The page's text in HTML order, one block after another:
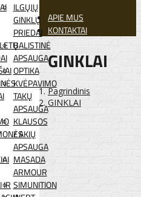
ILGŲJŲ
GINKLŲ
PRIEDAI
BALISTINĖ
APSAUGA
OPTIKA
KVĖPAVIMO
TAKŲ
APSAUGA
KLAUSOS
/ AKIŲ
APSAUGA
MASADA
ARMOUR
IR SIMUNITION
APIE MUS
KONTAKTAI
GINKLAI
Pagrindinis
GINKLAI